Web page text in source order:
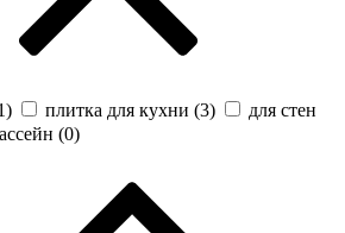
) плитка для кухни (3)
для стен
(0)